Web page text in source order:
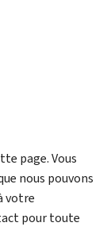
page. Vous
nous pouvons
votre
pour toute